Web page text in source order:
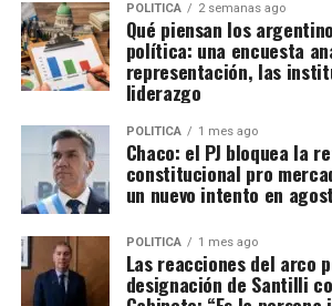
POLITICA 2 semanas ago
Qué piensan los
política: una encuesta
representación, las
liderazgo
POLITICA 1 mes ago
Chaco: el PJ bloquea la
constitucional pro
un nuevo intento en
POLITICA 1 mes ago
Las reacciones del arco
designación de Santilli